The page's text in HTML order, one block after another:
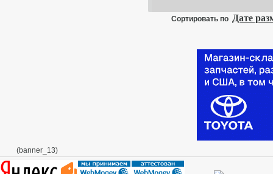
-
-
-
⁃
Сортировать по Дате
(banner_13)